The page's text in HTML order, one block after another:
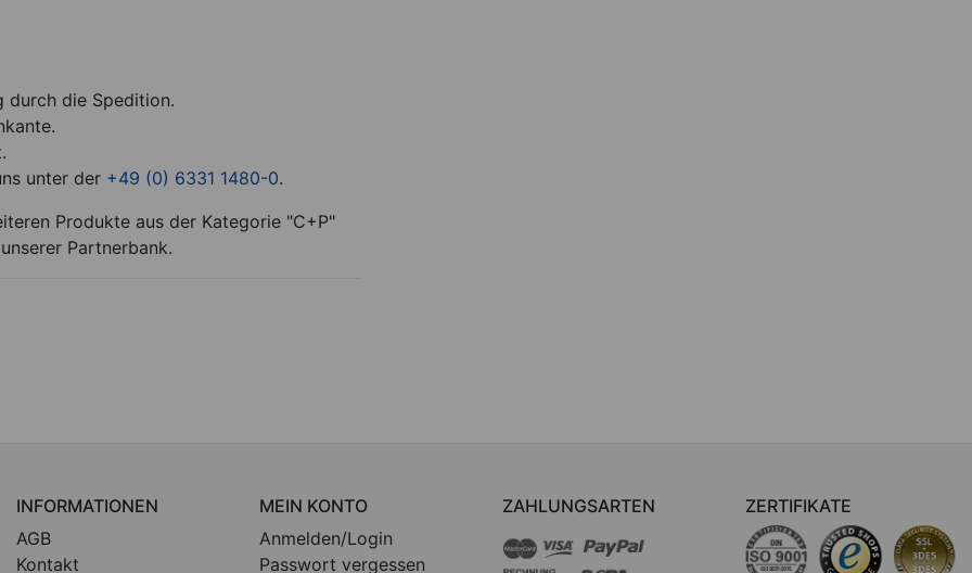
durch die Spedition.
unter der +49 (0) 6331 1480-0.
Produkte aus der Kategorie "C+P"
Partnerbank.
INFORMATIONEN
AGB
Kontakt
MEIN KONTO
Anmelden/Login
Passwort vergessen
ZAHLUNGSARTEN ZERTIFIKATE